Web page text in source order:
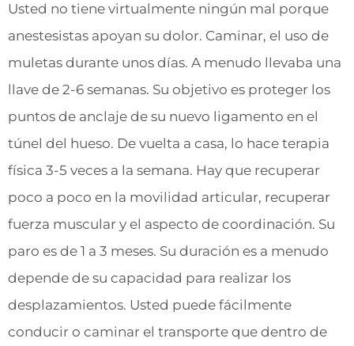
Usted no tiene virtualmente ningún mal porque
anestesistas apoyan su dolor. Caminar, el uso de
muletas durante unos días. A menudo llevaba una
llave de 2-6 semanas. Su objetivo es proteger los
puntos de anclaje de su nuevo ligamento en el
túnel del hueso. De vuelta a casa, lo hace terapia
física 3-5 veces a la semana. Hay que recuperar
poco a poco en la movilidad articular, recuperar
fuerza muscular y el aspecto de coordinación. Su
paro es de 1 a 3 meses. Su duración es a menudo
depende de su capacidad para realizar los
desplazamientos. Usted puede fácilmente
conducir o caminar el transporte que dentro de